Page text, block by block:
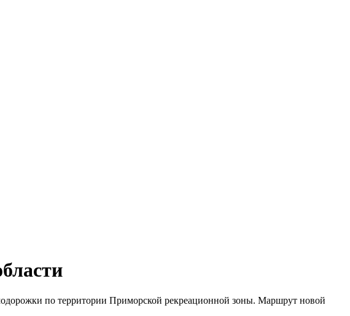
по территории Приморской рекреационной зоны. Маршрут новой